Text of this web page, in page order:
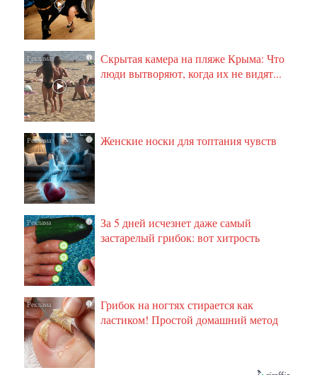
i
Скрытая камера на пляже Крыма: Что
люди вытворяют, когда их не видят...
i Женские носки для топтания чувств
i
За 5 дней исчезнет даже самый
застарелый грибок: вот хитрость
i
Грибок на ногтях стирается как
ластиком! Простой домашний метод